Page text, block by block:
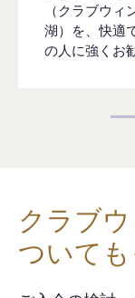
（クラブウィ
湖）を、快適
の人に強くお
クラブ
ついても